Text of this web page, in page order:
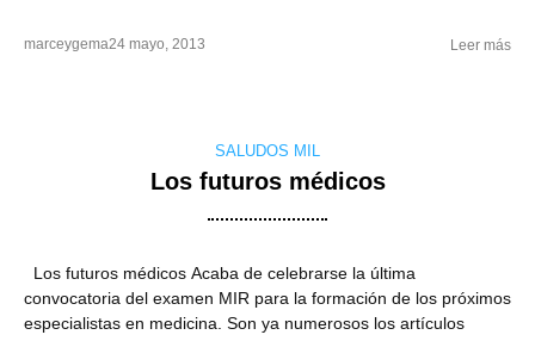
marceygema24 mayo, 2013 Leer más
SALUDOS MIL
Los futuros médicos
Los futuros médicos Acaba de celebrarse la última
convocatoria del examen MIR para la formación de los próximos
especialistas en medicina. Son ya numerosos los artículos